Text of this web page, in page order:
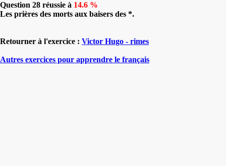
Question 28 réussie à 14.6 %
Les prières des morts aux baisers des *.
Retourner à l'exercice : Victor Hugo - rimes
Autres exercices pour apprendre le français